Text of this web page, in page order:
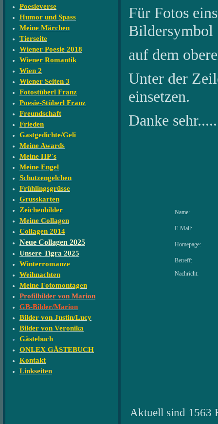
Poesieverse
Humor und Spass
Meine Märchen
Tierseite
Wiener Poesie 2018
Wiener Romantik
Wien 2
Wiener Seiten 3
Fotostüberl Franz
Poesie-Stüberl Franz
Freundschaft
Frieden
Gastgedichte/Geli
Meine Awards
Meine HP`s
Meine Engel
Schutzengelchen
Frühlingsgrüsse
Grusskarten
Zeichenbilder
Meine Collagen
Collagen 2014
Neue Collagen 2025
Unsere Tigra 2025
Winterromanze
Weihnachten
Meine Fotomontagen
Profilbilder von Marion
GB-Bilder/Marion
Bilder von Justin/Lucy
Bilder von Veronika
Gästebuch
ONLEX GÄSTEBUCH
Kontakt
Linkseiten
Für Fotos
Bildersymbol
auf dem
Unter der
einsetzen.
Danke
Name:
E-Mail:
Homepage:
Betreff:
Nachricht:
Aktuell sind 1563